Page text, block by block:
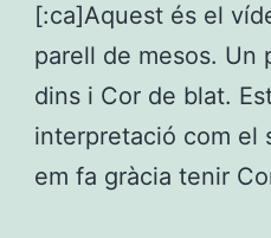
[:ca]Aquest és el
parell de mesos. Un
dins i Cor de blat.
interpretació com el
em fa gràcia tenir